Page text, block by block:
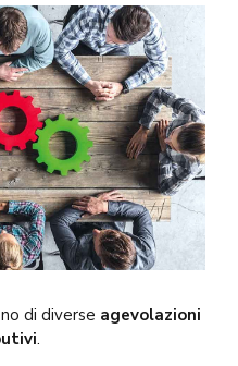
di diverse agevolazioni
.